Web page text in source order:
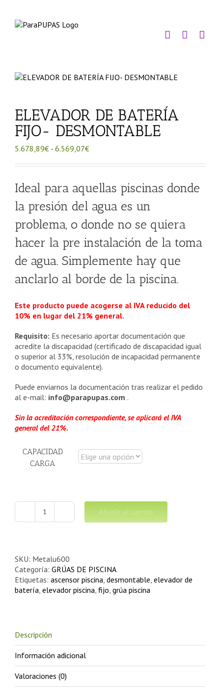
contenido
ELEVADOR DE BATERÍA
FIJO- DESMONTABLE
5.678,89€ - 6.569,07€Rango
precios:
5.678,89€
6.569,07€
Ideal para aquellas piscinas donde
la presión del agua es un
problema, o donde no se quiera
hacer la pre instalación de la toma
de agua. Simplemente hay que
anclarlo al borde de la piscina.
Este producto puede acogerse al IVA reducido del
10% en lugar del 21% general.
Requisito: Es necesario aportar documentación que
acredite la discapacidad (certificado de discapacidad igual
o superior al 33%, resolución de incapacidad permanente
o documento equivalente).
Puede enviarnos la documentación tras realizar el pedido
al e-mail: info@parapupas.com .
Sin la acreditación correspondiente, se aplicará el IVA
general del 21%.
CAPACIDAD
CARGA
ELEVADOR
DESMONTABLE
cantidad
Añadir al carrito
SKU: Metalu600
Categoría: GRÚAS DE PISCINA
Etiquetas: ascensor piscina, desmontable, elevador de
batería, elevador piscina, fijo, grúa piscina
Descripción
Información adicional
Valoraciones (0)